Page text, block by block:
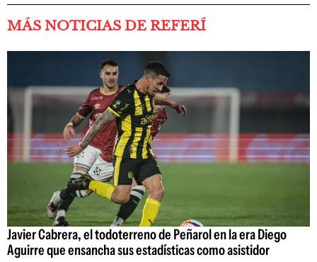
MÁS NOTICIAS DE REFERÍ
Javier Cabrera, el todoterreno de Peñarol en la era Diego
Aguirre que ensancha sus estadísticas como asistidor